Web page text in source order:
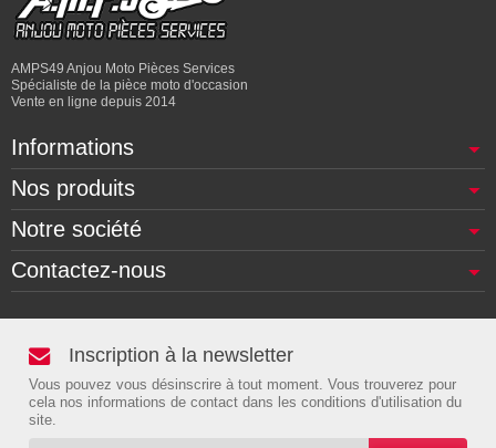
AMPS49 Anjou Moto Pièces Services
Spécialiste de la pièce moto d'occasion
Vente en ligne depuis 2014
Informations
Nos produits
Notre société
Contactez-nous
Inscription à la newsletter
Vous pouvez vous désinscrire à tout moment. Vous trouverez pour
cela nos informations de contact dans les conditions d'utilisation du
site.